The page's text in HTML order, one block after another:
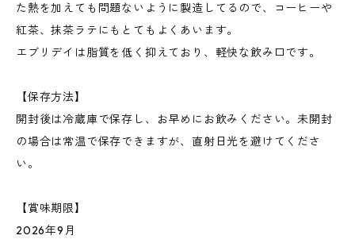
た熱を加えても問題ないように製造してるので、コーヒーや
紅茶、抹茶ラテにもとてもよくあいます。
エブリデイは脂質を低く抑えており、軽快な飲み口です。
【保存方法】
開封後は冷蔵庫で保存し、お早めにお飲みください。未開封
の場合は常温で保存できますが、直射日光を避けてくださ
い。
【賞味期限】
2026年9月